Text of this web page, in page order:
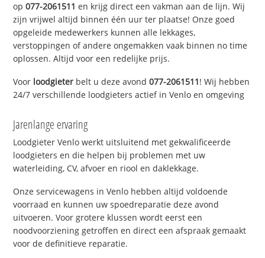
op077-2061511 en krijg direct een vakman aan de lijn. Wij
zijn vrijwel altijd binnen één uur ter plaatse! Onze goed
opgeleide medewerkers kunnen alle lekkages,
verstoppingen of andere ongemakken vaak binnen no time
oplossen. Altijd voor een redelijke prijs.
Voor loodgieter belt u deze avond077-2061511! Wij hebben
24/7 verschillende loodgieters actief in Venlo en omgeving
Jarenlange ervaring
Loodgieter Venlo werkt uitsluitend met gekwalificeerde
loodgieters en die helpen bij problemen met uw
waterleiding, CV, afvoer en riool en daklekkage.
Onze servicewagens in Venlo hebben altijd voldoende
voorraad en kunnen uw spoedreparatie deze avond
uitvoeren. Voor grotere klussen wordt eerst een
noodvoorziening getroffen en direct een afspraak gemaakt
voor de definitieve reparatie.